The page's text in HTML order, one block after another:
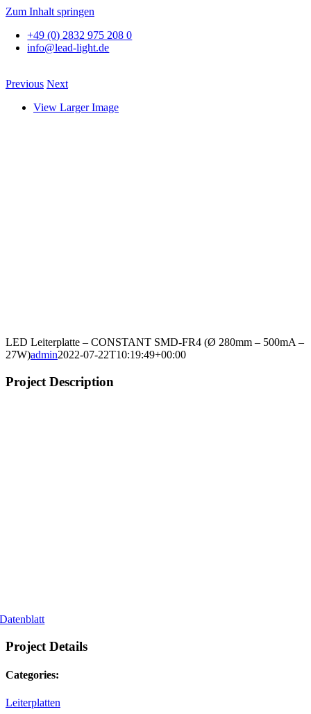
Zum Inhalt springen
+49 (0) 2832 975 208 0
info@lead-light.de
Previous Next
View Larger Image
LED Leiterplatte – CONSTANT SMD-FR4 (Ø 280mm – 500mA –
27W)admin2022-07-22T10:19:49+00:00
Project Description
Datenblatt
Project Details
Categories:
Leiterplatten